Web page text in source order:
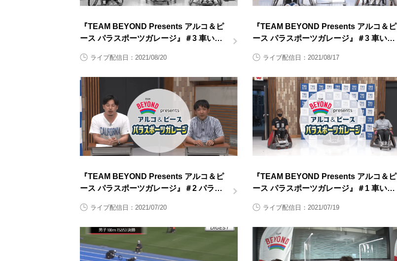
『TEAM BEYOND Presents アルコ＆ピ
ース パラスポーツガレージ』＃3 車いす
ライブ配信日：2021/08/20
『TEAM BEYOND Presents アルコ＆ピ
ース パラスポーツガレージ』＃3 車いす
ライブ配信日：2021/08/17
『TEAM BEYOND Presents アルコ＆ピ
ース パラスポーツガレージ』＃2 パラ陸
ライブ配信日：2021/07/20
『TEAM BEYOND Presents アルコ＆ピ
ース パラスポーツガレージ』＃1 車いす
ライブ配信日：2021/07/19